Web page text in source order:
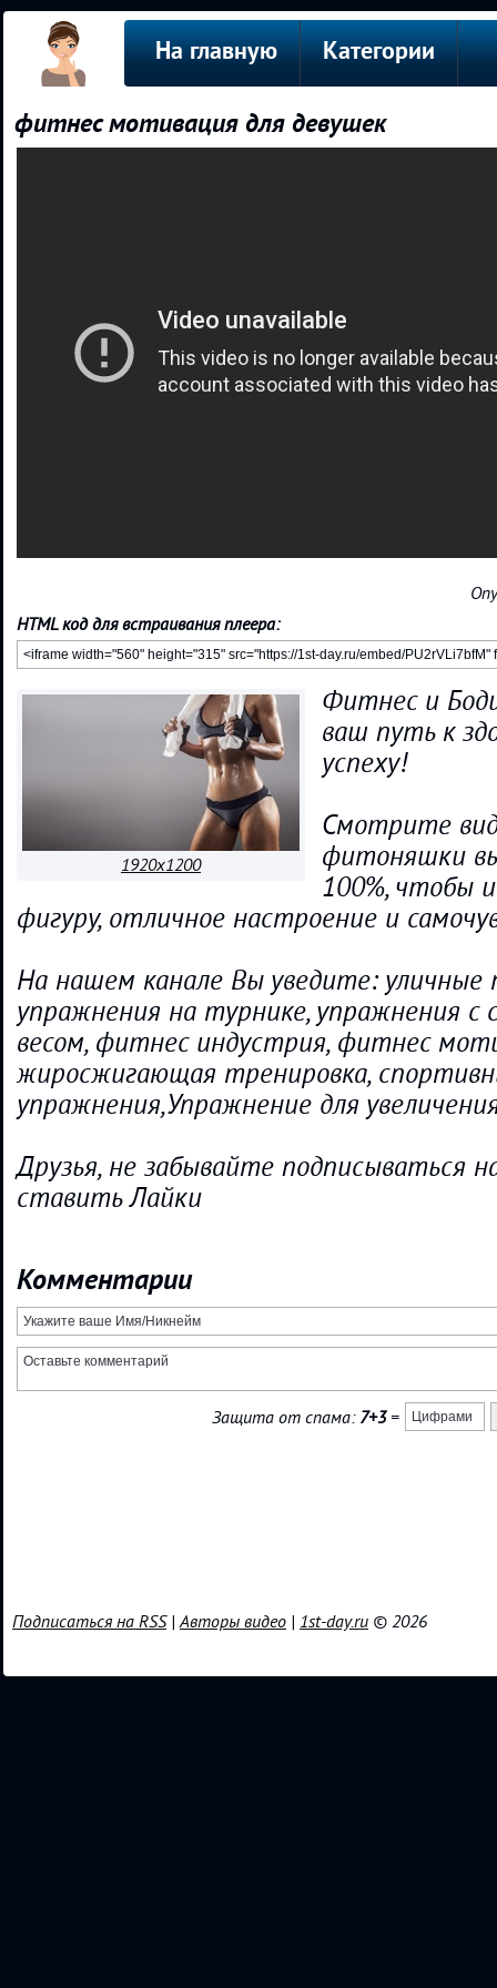
На главную Категории
фитнес мотивация для девушек
HTML код для встраивания плеера:
1920x1200
Фитнес и
ваш путь к
успеху!
Смотрите
фитоняшки
100%, чтобы
фигуру, отличное настроение и
На нашем канале Вы уведите: уличные
упражнения на турнике, упражнения с
весом, фитнес индустрия, фитнес
жиросжигающая тренировка,
упражнения,Упражнение для
Друзья, не забывайте подписываться
ставить Лайки
Комментарии
Защита от спама: 7+3=
Подписаться на RSS|Авторы видео | 1st-day.ru © 2026